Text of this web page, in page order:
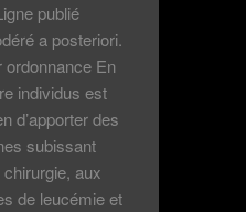
publié
a posteriori.
ordonnance En
individus est
d’apporter des
subissant
aux
de leucémie et